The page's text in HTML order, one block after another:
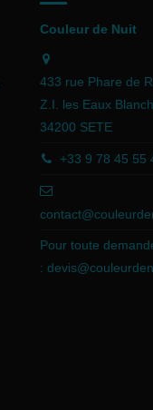
Couleur de Nuit
433 rue Phare de
Z.I. les Eaux
34200 SETE
+33 9 78 45 55
Pour toute
: